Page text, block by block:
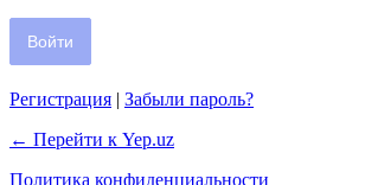
Регистрация | Забыли пароль?
← Перейти к Yep.uz
Политика конфиденциальности